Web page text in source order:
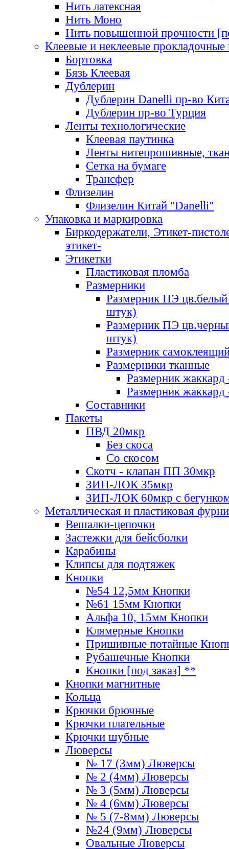
Нить латексная
Нить Моно
Нить повышенной прочности
Клеевые и неклеевые прокладочные
Бортовка
Бязь Клеевая
Дублерин
Дублерин Danelli пр-во
Дублерин пр-во Турция
Ленты технологические
Клеевая паутинка
Ленты нитепрошивные,
Сетка на бумаге
Трансфер
Флизелин
Флизелин Китай "Danelli"
Упаковка и маркировка
Биркодержатели, Этикет-
этикет-
Этикетки
Пластиковая пломба
Размерники
Размерник ПЭ цв.белый
штук)
Размерник ПЭ
штук)
Размерник
Размерники тканные
Размерник
Размерник
Составники
Пакеты
ПВД 20мкр
Без скоса
Со скосом
Скотч - клапан ПП 30мкр
ЗИП-ЛОК 35мкр
ЗИП-ЛОК 60мкр с
Металлическая и пластиковая
Вешалки-цепочки
Застежки для бейсболки
Карабины
Клипсы для подтяжек
Кнопки
№54 12,5мм Кнопки
№61 15мм Кнопки
Альфа 10, 15мм Кнопки
Клямерные Кнопки
Пришивные потайные
Рубашечные Кнопки
Кнопки [под заказ] **
Кнопки магнитные
Кольца
Крючки брючные
Крючки плательные
Крючки шубные
Люверсы
№ 17 (3мм) Люверсы
№ 2 (4мм) Люверсы
№ 3 (5мм) Люверсы
№ 4 (6мм) Люверсы
№ 5 (7-8мм) Люверсы
№24 (9мм) Люверсы
Овальные Люверсы